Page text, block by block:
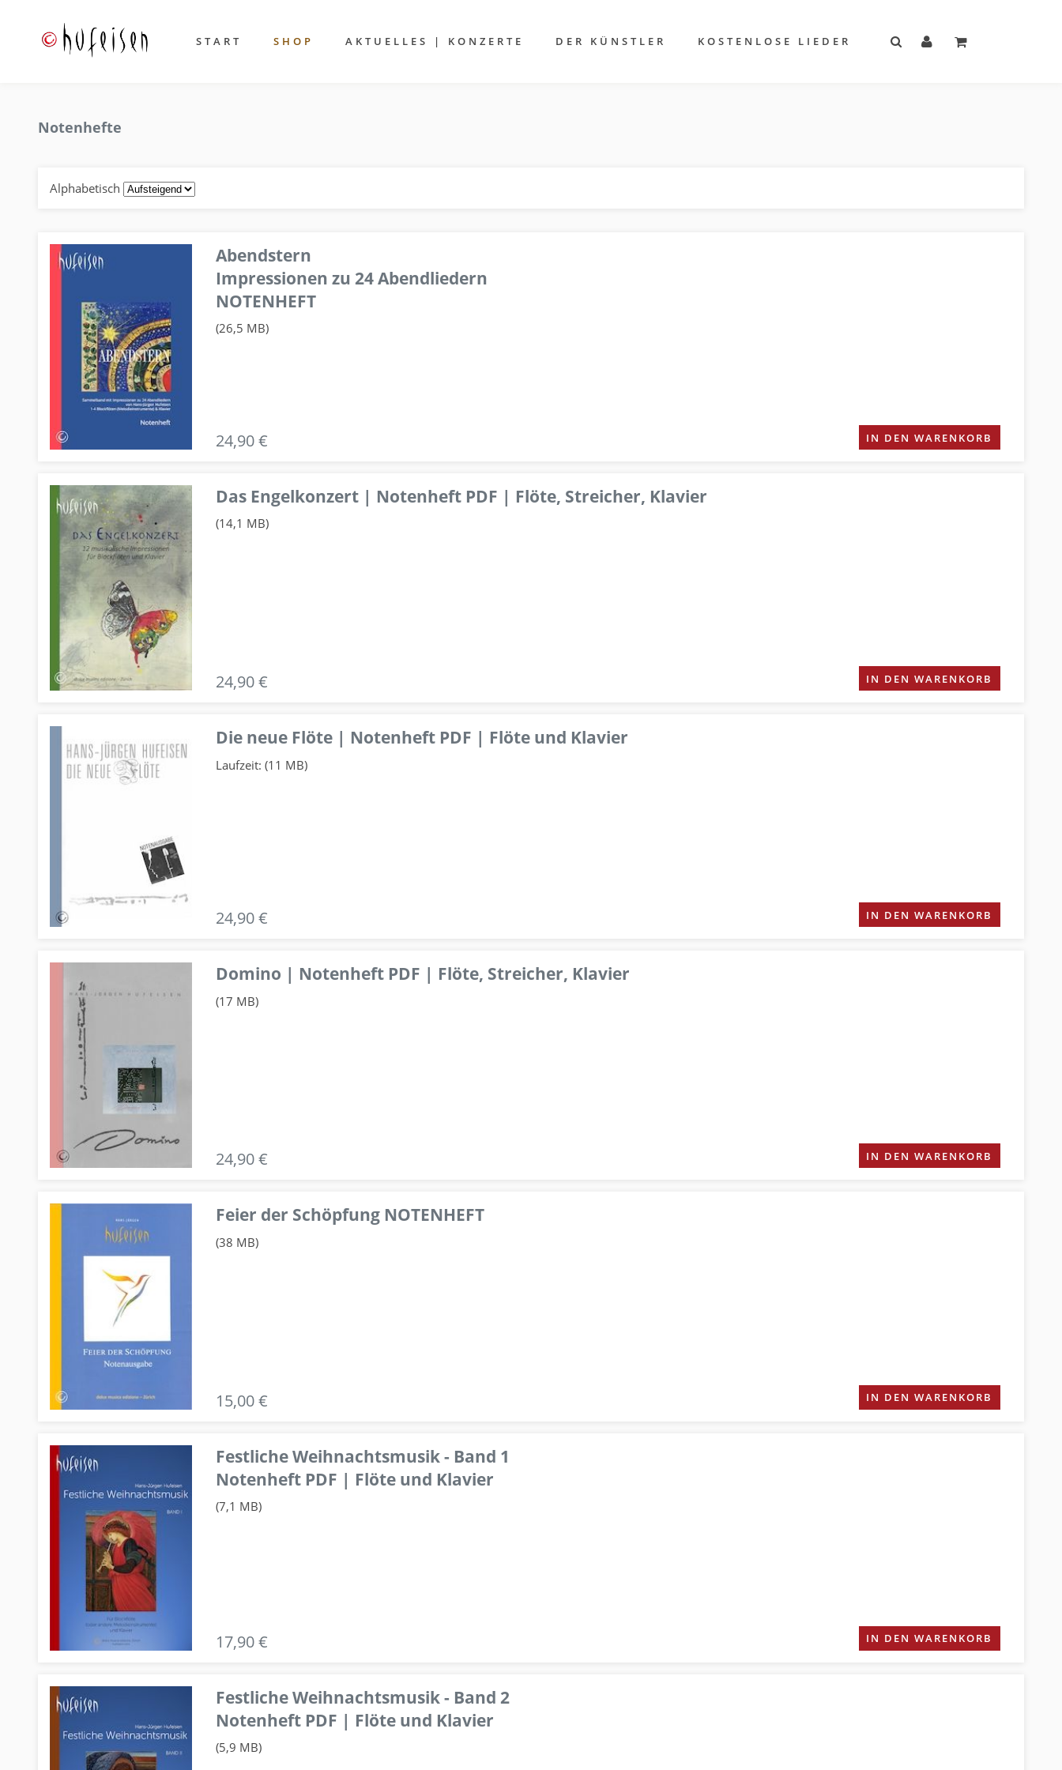
START SHOP AKTUELLES | KONZERTE DER KÜNSTLER KOSTENLOSE LIEDER
Notenhefte
Alphabetisch
Abendstern
Impressionen zu 24 Abendliedern
NOTENHEFT
(26,5 MB)
24,90 € IN DEN WARENKORB
Das Engelkonzert | Notenheft PDF | Flöte, Streicher, Klavier
(14,1 MB)
24,90 € IN DEN WARENKORB
Die neue Flöte | Notenheft PDF | Flöte und Klavier
Laufzeit: (11 MB)
24,90 € IN DEN WARENKORB
Domino | Notenheft PDF | Flöte, Streicher, Klavier
(17 MB)
24,90 € IN DEN WARENKORB
Feier der Schöpfung NOTENHEFT
(38 MB)
15,00 € IN DEN WARENKORB
Festliche Weihnachtsmusik - Band 1
Notenheft PDF | Flöte und Klavier
(7,1 MB)
17,90 € IN DEN WARENKORB
Festliche Weihnachtsmusik - Band 2
Notenheft PDF | Flöte und Klavier
(5,9 MB)